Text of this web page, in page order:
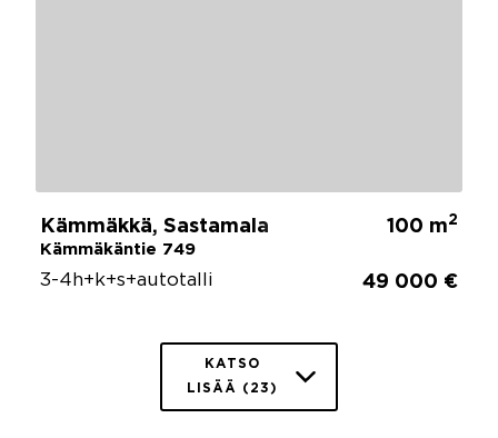
Kämmäkkä, Sastamala
Kämmäkäntie 749
100 m2
3-4h+k+s+autotalli 49 000 €
KATSO
LISÄÄ (23)